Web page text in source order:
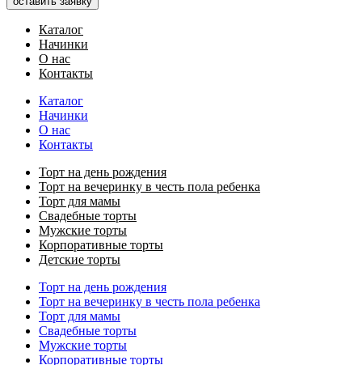
Каталог
Начинки
О нас
Контакты
Каталог
Начинки
О нас
Контакты
Торт на день рождения
Торт на вечеринку в честь пола ребенка
Торт для мамы
Свадебные торты
Мужские торты
Корпоративные торты
Детские торты
Торт на день рождения
Торт на вечеринку в честь пола ребенка
Торт для мамы
Свадебные торты
Мужские торты
Корпоративные торты